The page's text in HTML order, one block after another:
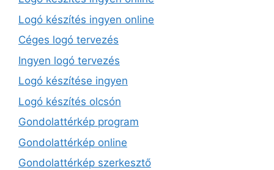
Logó készítés ingyen online
Céges logó tervezés
Ingyen logó tervezés
Logó készítése ingyen
Logó készítés olcsón
Gondolattérkép program
Gondolattérkép online
Gondolattérkép szerkesztő